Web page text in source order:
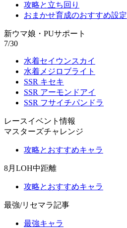
攻略と立ち回り
おまかせ育成のおすすめ設定
新ウマ娘・PUサポート
7/30
水着セイウンスカイ
水着メジロブライト
SSR キセキ
SSR アーモンドアイ
SSR フサイチパンドラ
レースイベント情報
マスターズチャレンジ
攻略とおすすめキャラ
8月LOH中距離
攻略とおすすめキャラ
最強/リセマラ記事
最強キャラ